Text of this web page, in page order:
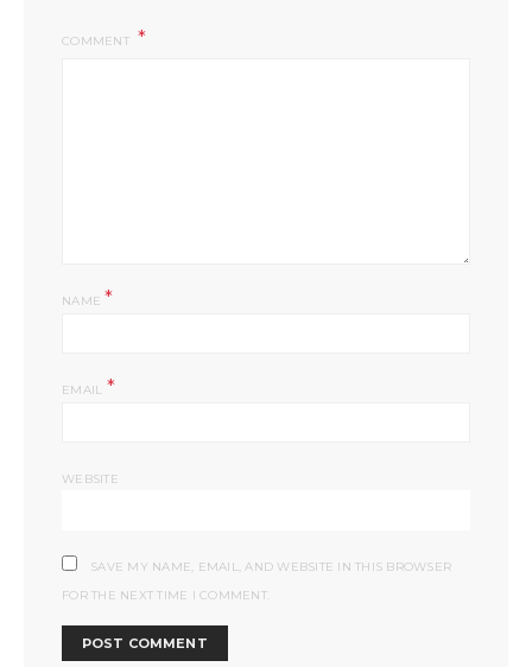
COMMENT
NAME *
EMAIL *
WEBSITE
SAVE MY NAME, EMAIL, AND WEBSITE IN THIS BROWSER
FOR THE NEXT TIME I COMMENT.